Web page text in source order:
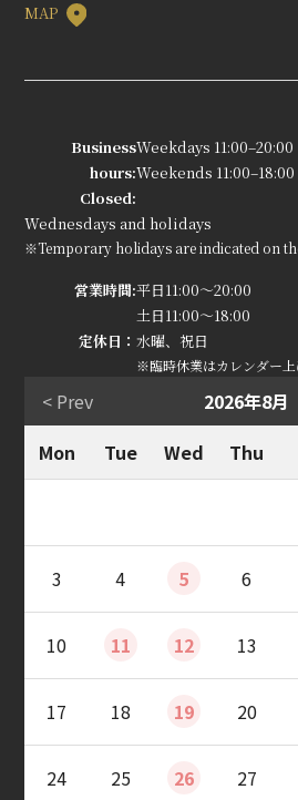
MAP
Business
hours:
Weekdays 11:00–20:00
Weekends 11:00–18:00
Closed:
Wednesdays and holidays
※Temporary holidays are indicated on
営業時間:平日11:00～20:00
土日11:00～18:00
定休日：水曜、祝日
※臨時休業はカレンダー
< Prev 2026年8月
Mon
Tue Wed Thu
3 4 5 6
10 11 12 13
17 18 19 20
24 25 26 27